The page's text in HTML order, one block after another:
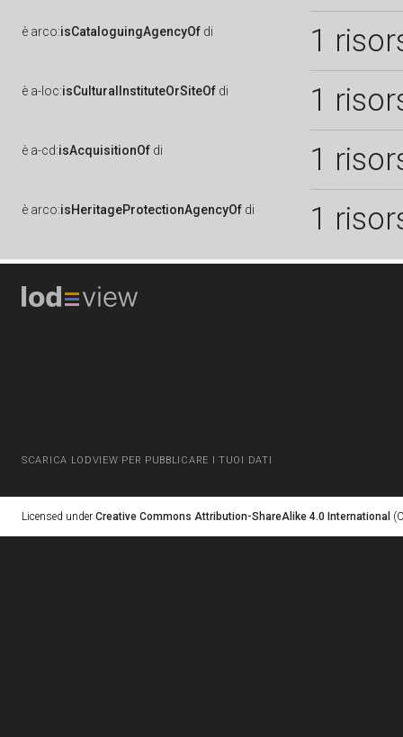
è arco:isCataloguingAgencyOf di 1
è a-loc:isCulturalInstituteOrSiteOf di 1
è a-cd:isAcquisitionOf di 1
è arco:isHeritageProtectionAgencyOf di 1
SCARICA LODVIEW PER PUBBLICARE I TUOI DATI
Licensed under Creative Commons Attribution-ShareAlike 4.0 International